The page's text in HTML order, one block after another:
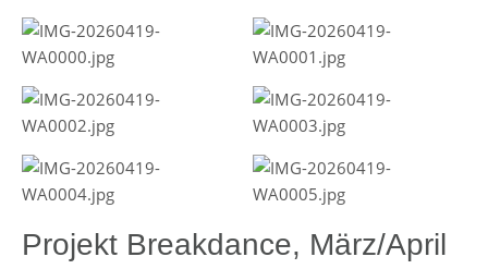
Projekt Breakdance, März/April